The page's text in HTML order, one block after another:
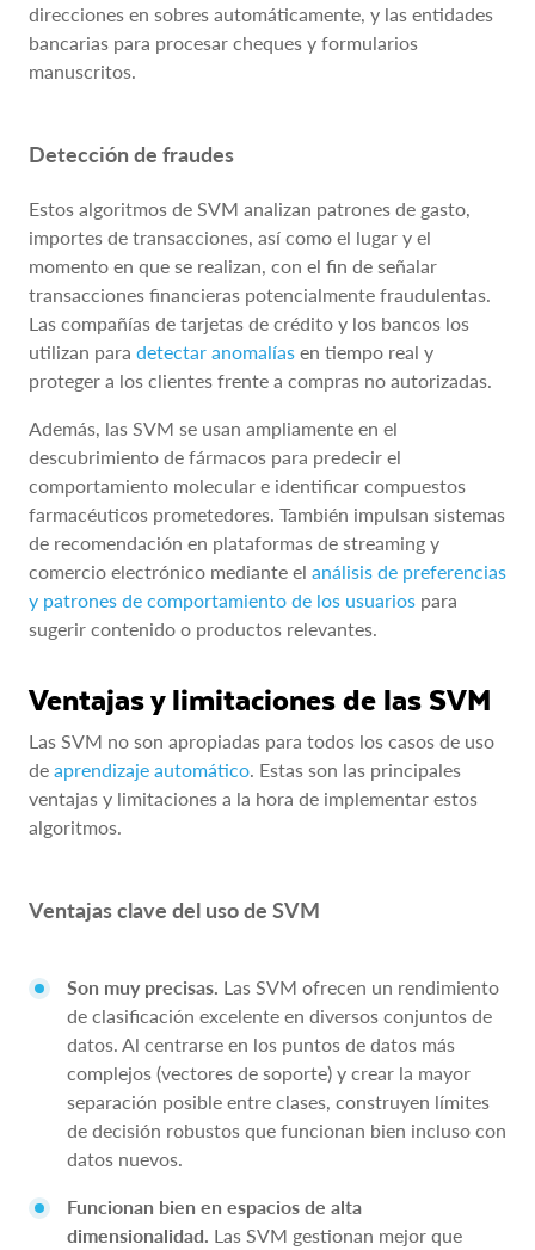
direcciones en sobres automáticamente, y las entidades
bancarias para procesar cheques y formularios
manuscritos.
Detección de fraudes
Estos algoritmos de SVM analizan patrones de gasto,
importes de transacciones, así como el lugar y el
momento en que se realizan, con el fin de señalar
transacciones financieras potencialmente fraudulentas.
Las compañías de tarjetas de crédito y los bancos los
utilizan para detectar anomalías en tiempo real y
proteger a los clientes frente a compras no autorizadas.
Además, las SVM se usan ampliamente en el
descubrimiento de fármacos para predecir el
comportamiento molecular e identificar compuestos
farmacéuticos prometedores. También impulsan sistemas
de recomendación en plataformas de streaming y
comercio electrónico mediante el análisis de preferencias
y patrones de comportamiento de los usuarios para
sugerir contenido o productos relevantes.
Ventajas y limitaciones de las SVM
Las SVM no son apropiadas para todos los casos de uso
de aprendizaje automático . Estas son las principales
ventajas y limitaciones a la hora de implementar estos
algoritmos.
Ventajas clave del uso de SVM
Son muy precisas. Las SVM ofrecen un rendimiento
de clasificación excelente en diversos conjuntos de
datos. Al centrarse en los puntos de datos más
complejos (vectores de soporte) y crear la mayor
separación posible entre clases, construyen límites
de decisión robustos que funcionan bien incluso con
datos nuevos.
Funcionan bien en espacios de alta
dimensionalidad. Las SVM gestionan mejor que